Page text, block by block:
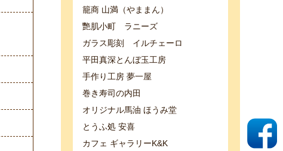
籠商 山満（やままん）
艷肌小町 ラニーズ
ガラス彫刻 イルチェーロ
平田真深とんぼ玉工房
手作り工房 夢一屋
巻き寿司の内田
オリジナル馬油 ほうみ堂
とうふ処 安喜
カフェ ギャラリーK&K